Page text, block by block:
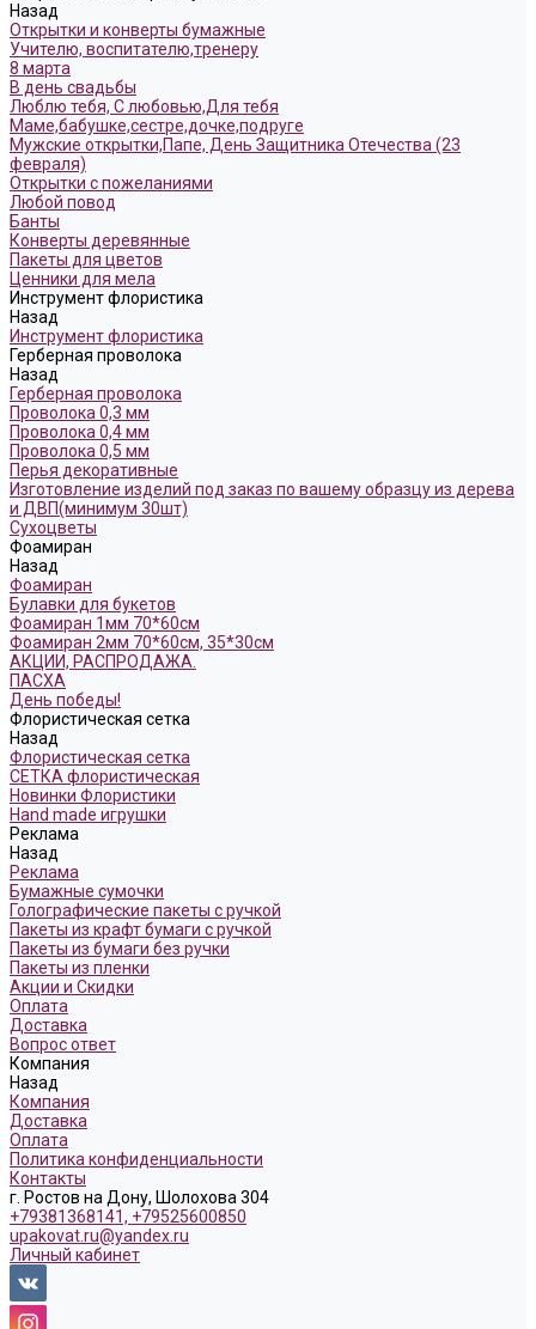
Назад
Открытки и конверты бумажные
Учителю, воспитателю,тренеру
8 марта
В день свадьбы
Люблю тебя, С любовью,Для тебя
Маме,бабушке,сестре,дочке,подруге
Мужские открытки,Папе, День Защитника Отечества (23
февраля)
Открытки с пожеланиями
Любой повод
Банты
Конверты деревянные
Пакеты для цветов
Ценники для мела
Инструмент флористика
Назад
Инструмент флористика
Герберная проволока
Назад
Герберная проволока
Проволока 0,3 мм
Проволока 0,4 мм
Проволока 0,5 мм
Перья декоративные
Изготовление изделий под заказ по вашему образцу из дерева
и ДВП(минимум 30шт)
Сухоцветы
Фоамиран
Назад
Фоамиран
Булавки для букетов
Фоамиран 1мм 70*60см
Фоамиран 2мм 70*60см, 35*30см
АКЦИИ, РАСПРОДАЖА.
ПАСХА
День победы!
Флористическая сетка
Назад
Флористическая сетка
СЕТКА флористическая
Новинки Флористики
Hand made игрушки
Реклама
Назад
Реклама
Бумажные сумочки
Голографические пакеты с ручкой
Пакеты из крафт бумаги с ручкой
Пакеты из бумаги без ручки
Пакеты из пленки
Акции и Скидки
Оплата
Доставка
Вопрос ответ
Компания
Назад
Компания
Доставка
Оплата
Политика конфиденциальности
Контакты
г. Ростов на Дону, Шолохова 304
+79381368141, +79525600850
upakovat.ru@yandex.ru
Личный кабинет